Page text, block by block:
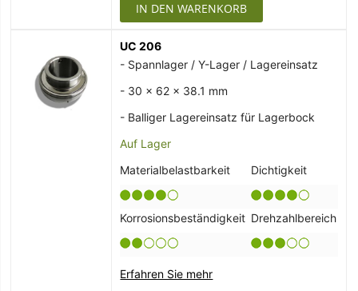
IN DEN WARENKORB
UC 206
- Spannlager / Y-Lager / Lagereinsatz
- 30 x 62 x 38.1 mm
- Balliger Lagereinsatz für Lagerbock
Auf Lager
Materialbelastbarkeit
Dichtigkeit
Korrosionsbeständigkeit Drehzahlbereich
Erfahren Sie mehr